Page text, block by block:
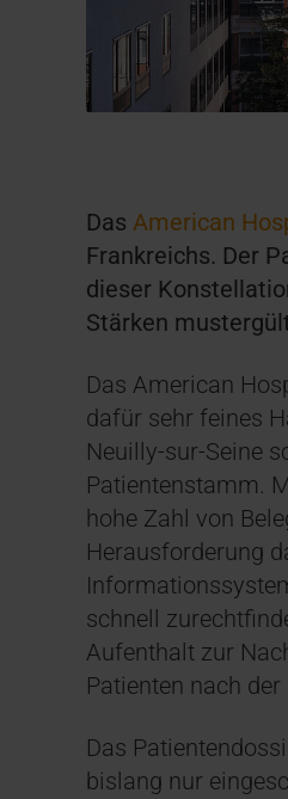
Das American
Frankreichs. Der
dieser
Stärken
Das American
dafür sehr feines
Neuilly-sur-Seine
Patientenstamm.
hohe Zahl von
Herausforderung
schnell
Aufenthalt zur
Patienten nach
Das
bislang nur